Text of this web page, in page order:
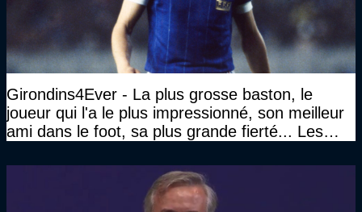
Girondins4Ever - La plus grosse baston, le
joueur qui l'a le plus impressionné, son meilleur
ami dans le foot, sa plus grande fierté... Les